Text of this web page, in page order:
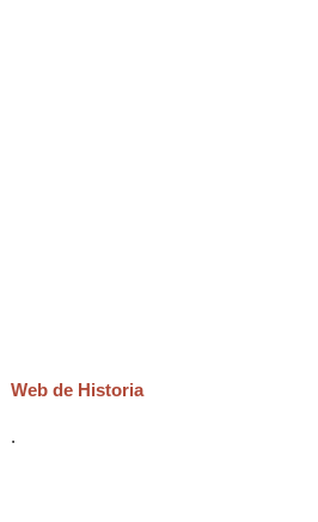
Web de Historia
.